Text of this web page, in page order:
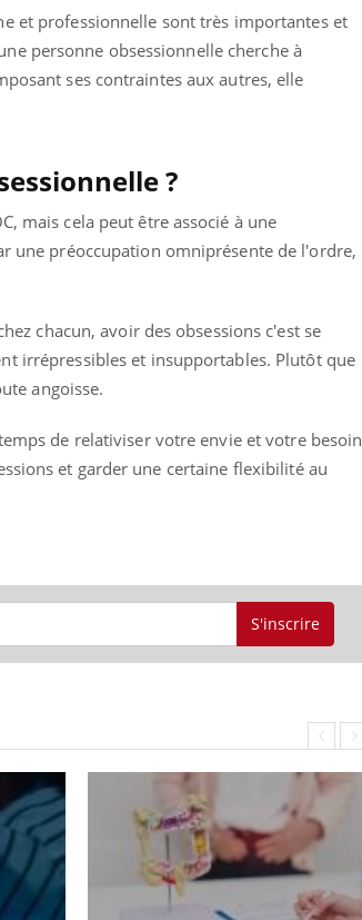
et professionnelle sont très importantes et
personne obsessionnelle cherche à
ses contraintes aux autres, elle
?
mais cela peut être associé à une
une préoccupation omniprésente de l'ordre,
chacun, avoir des obsessions c'est se
irrépressibles et insupportables. Plutôt que
angoisse.
de relativiser votre envie et votre besoin
et garder une certaine flexibilité au
S'inscrire